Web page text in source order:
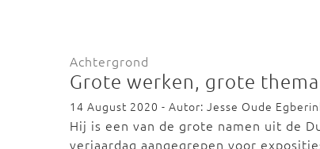
Achtergrond
Grote werken, grote
14 August 2020 - Autor: Jesse Oude
Hij is een van de grote namen uit de
verjaardag aangegrepen voor